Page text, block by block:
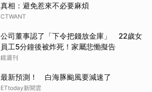
真相：避免惹來不必要麻煩
CTWANT
公司董事認了「下令把錢放金庫」 22歲女
員工5分鐘後被炸死！家屬悲慟擬告
鏡週刊
最新預測！ 白海豚颱風要減速了
ETtoday新聞雲